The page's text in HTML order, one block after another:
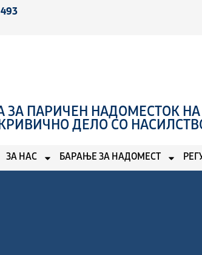
ЗА ПАРИЧЕН НАДОМЕСТОК
ДЕЛО СО
ЗА НАС БАРАЊЕ ЗА НАДОМЕСТ